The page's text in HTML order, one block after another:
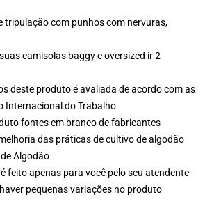
tripulação com punhos com nervuras,
camisolas baggy e oversized ir 2
deste produto é avaliada de acordo com as
Internacional do Trabalho
fontes em branco de fabricantes
das práticas de cultivo de algodão
Algodão
feito apenas para você pelo seu atendente
pequenas variações no produto